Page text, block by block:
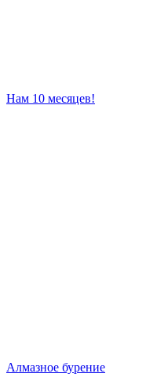
Нам 10 месяцев!
Алмазное бурение